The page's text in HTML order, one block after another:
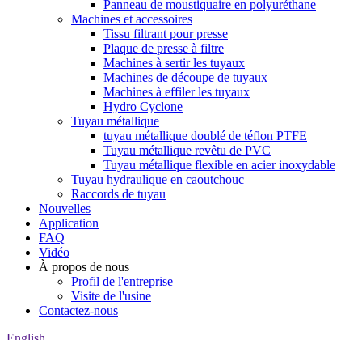
Panneau de moustiquaire en polyuréthane
Machines et accessoires
Tissu filtrant pour presse
Plaque de presse à filtre
Machines à sertir les tuyaux
Machines de découpe de tuyaux
Machines à effiler les tuyaux
Hydro Cyclone
Tuyau métallique
tuyau métallique doublé de téflon PTFE
Tuyau métallique revêtu de PVC
Tuyau métallique flexible en acier inoxydable
Tuyau hydraulique en caoutchouc
Raccords de tuyau
Nouvelles
Application
FAQ
Vidéo
À propos de nous
Profil de l'entreprise
Visite de l'usine
Contactez-nous